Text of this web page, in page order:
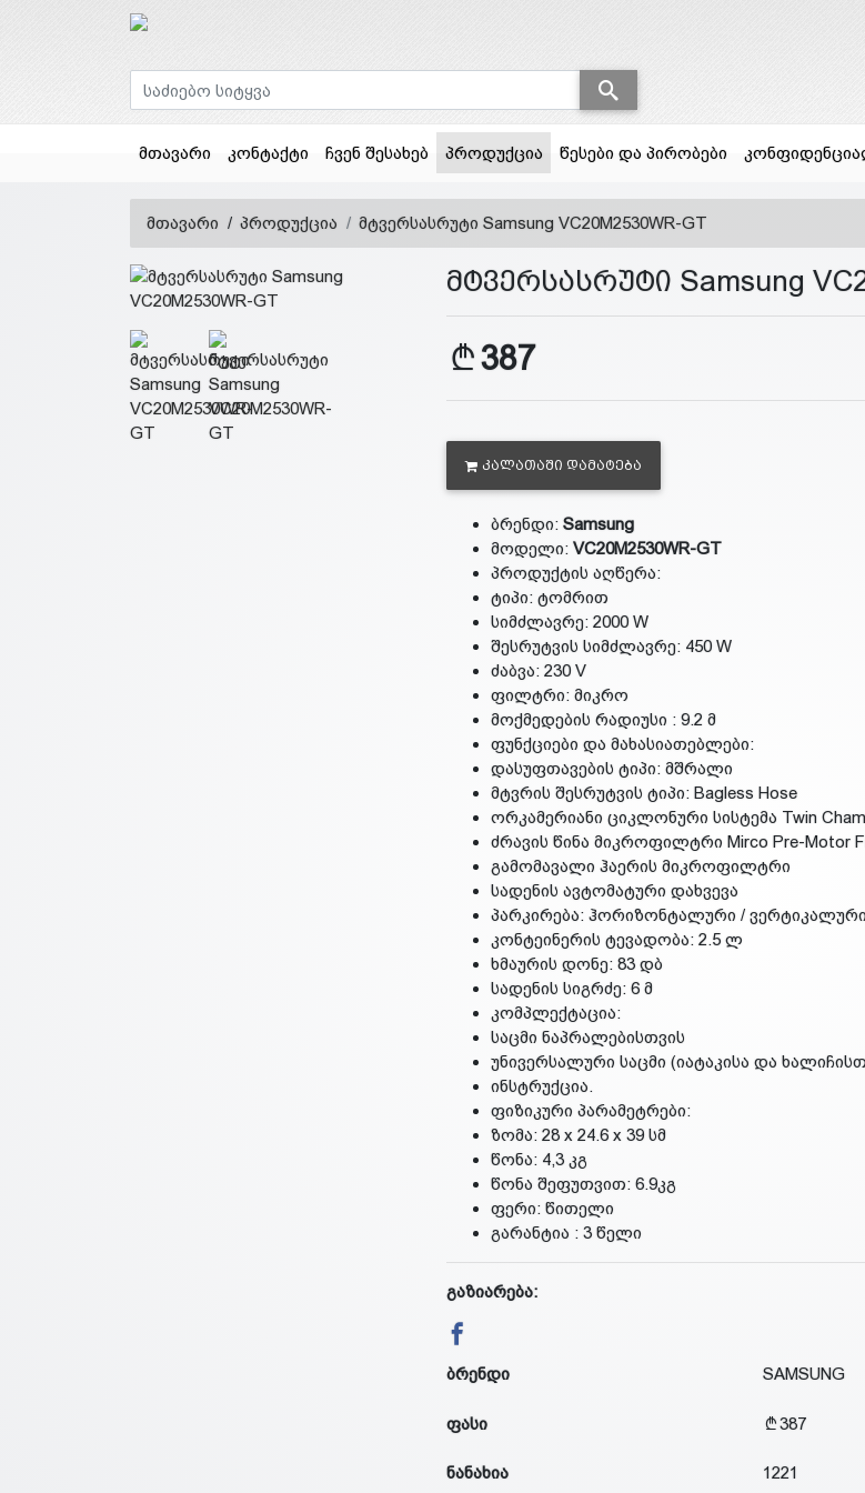
მთავარი კონტაქტი ჩვენ შესახებ პროდუქცია(current)
წესები და პირობები
მთავარი პროდუქცია მტვერსასრუტი Samsung VC20M2530WR-GT
მტვერსასრუტი Samsung
387
ᲙᲐᲚᲐᲗᲐᲨᲘ ᲓᲐᲛᲐᲢᲔᲑᲐ
ბრენდი: Samsung
მოდელი: VC20M2530WR-GT
პროდუქტის აღწერა:
ტიპი: ტომრით
სიმძლავრე: 2000 W
შესრუტვის სიმძლავრე: 450 W
ძაბვა: 230 V
ფილტრი: მიკრო
მოქმედების რადიუსი : 9.2 მ
ფუნქციები და მახასიათებლები:
დასუფთავების ტიპი: მშრალი
მტვრის შესრუტვის ტიპი: Bagless Hose
ორკამერიანი ციკლონური სისტემა Twin
ძრავის წინა მიკროფილტრი Mirco Pre-Motor
გამომავალი ჰაერის მიკროფილტრი
სადენის ავტომატური დახვევა
პარკირება: ჰორიზონტალური / ვერტიკალური
კონტეინერის ტევადობა: 2.5 ლ
ხმაურის დონე: 83 დბ
სადენის სიგრძე: 6 მ
კომპლექტაცია:
საცმი ნაპრალებისთვის
უნივერსალური საცმი (იატაკისა და
ინსტრუქცია.
ფიზიკური პარამეტრები:
ზომა: 28 x 24.6 x 39 სმ
წონა: 4,3 კგ
წონა შეფუთვით: 6.9კგ
ფერი: წითელი
გარანტია : 3 წელი
გაზიარება:
ბრენდი SAMSUNG
ფასი 387
ნანახია 1221